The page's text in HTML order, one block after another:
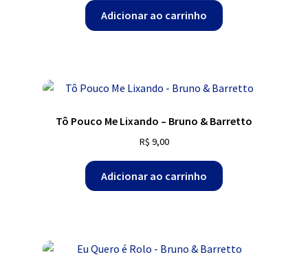
Adicionar ao carrinho
Tô Pouco Me Lixando – Bruno & Barretto
R$ 9,00
Adicionar ao carrinho